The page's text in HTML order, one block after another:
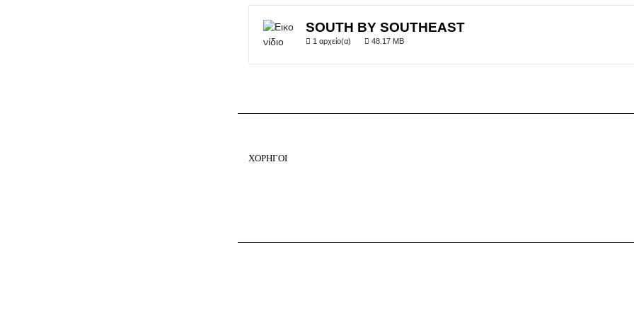
SOUTH BY SOUTHEAST
1 αρχείο(α) 48.17 MB
ΧΟΡΗΓΟΙ